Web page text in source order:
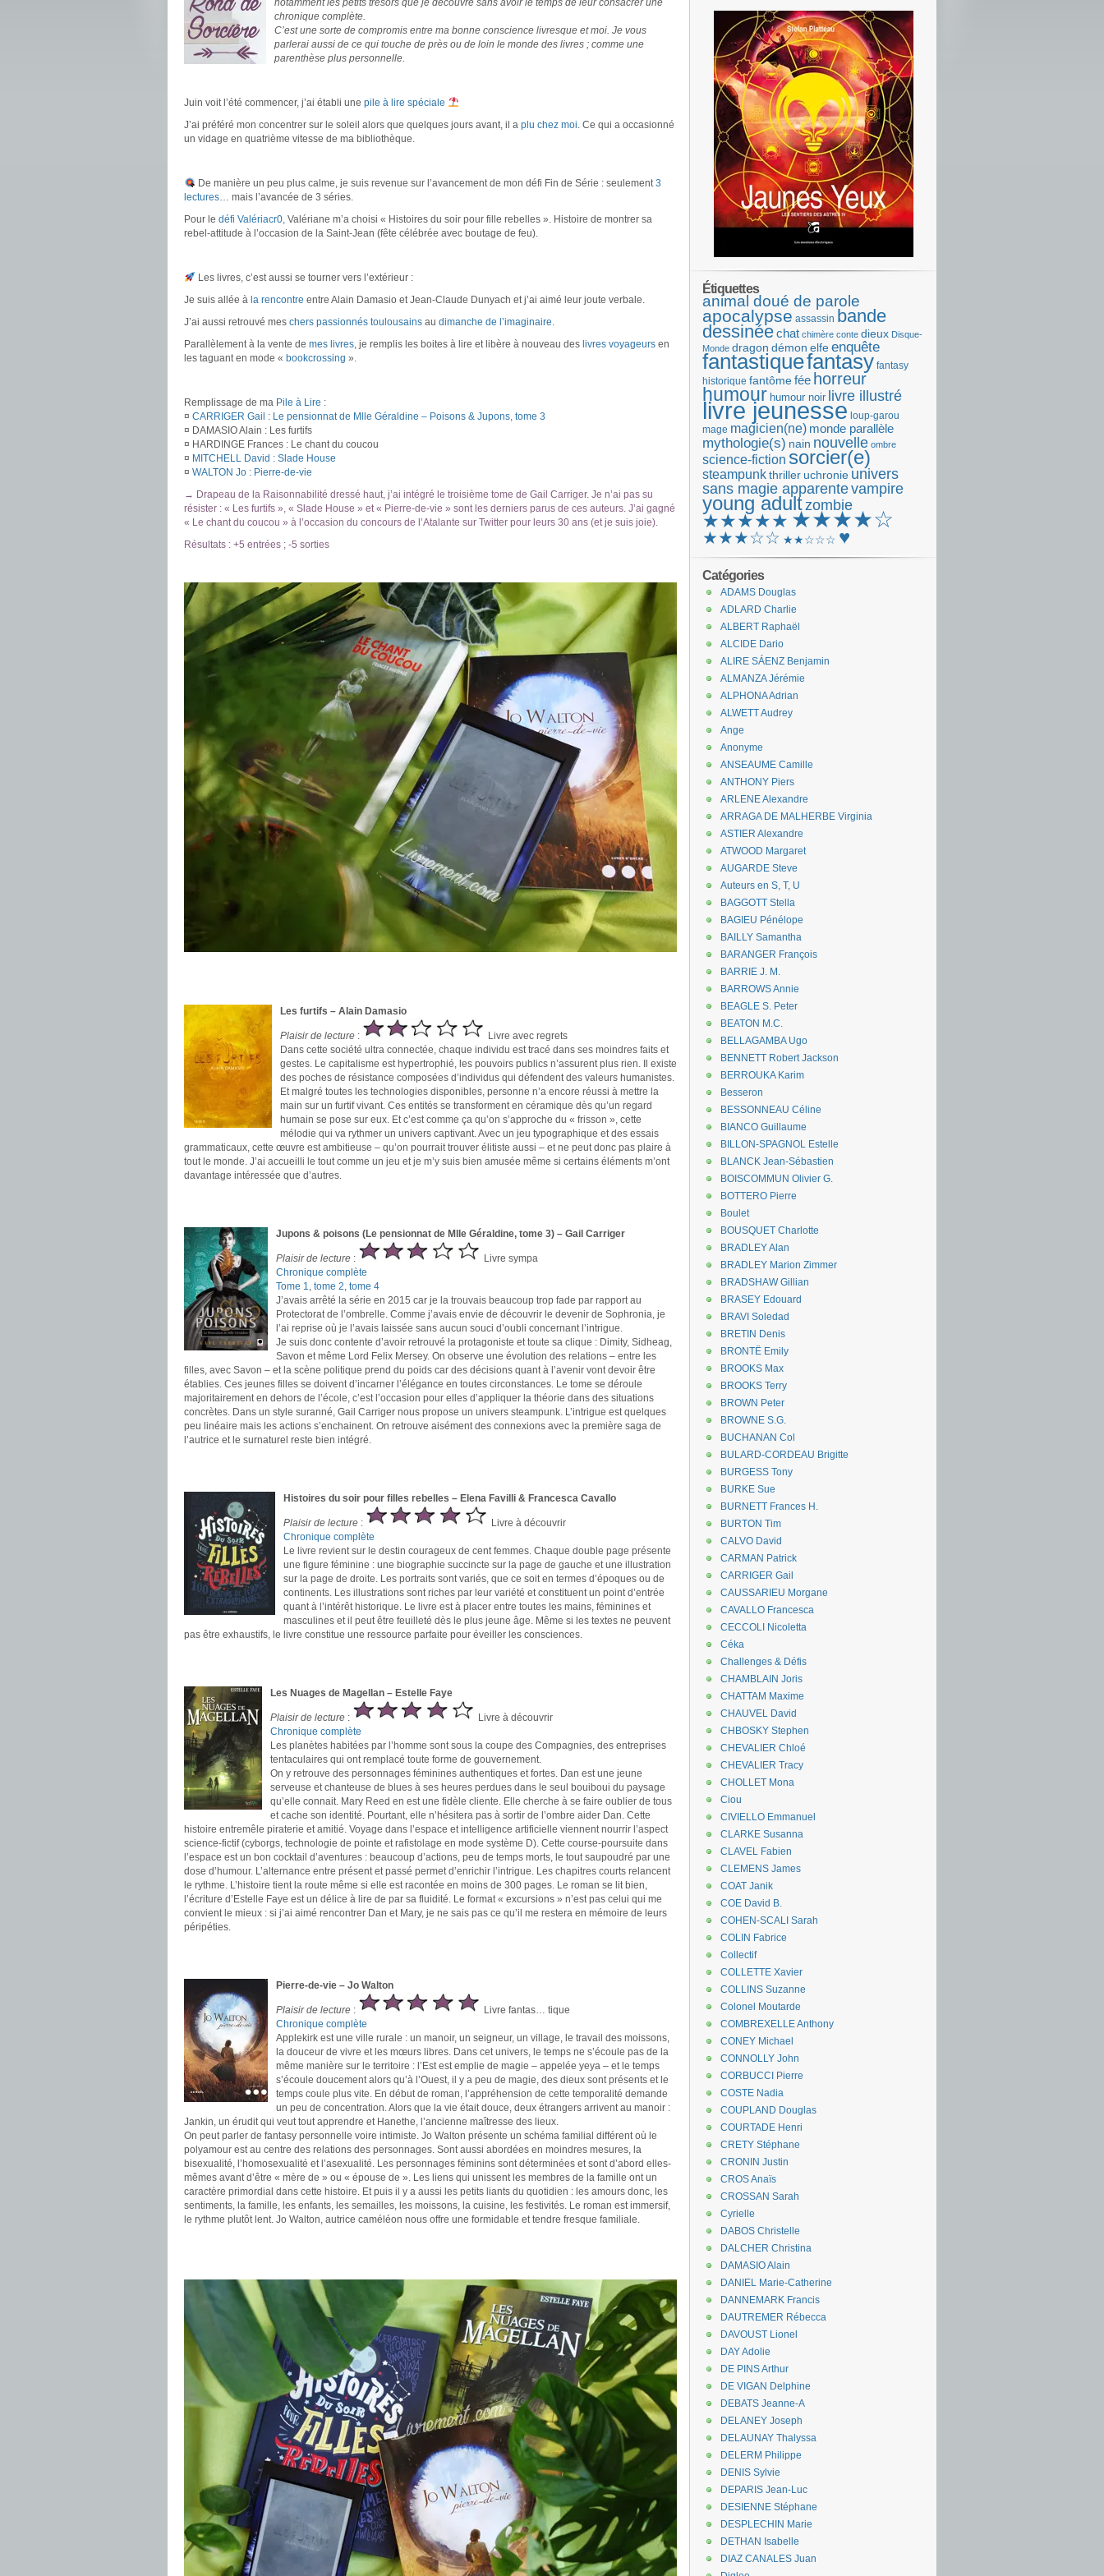
notamment les petits trésors que je découvre sans avoir le temps de leur consacrer une
chronique complète.
C’est une sorte de compromis entre ma bonne conscience livresque et moi. Je vous
parlerai aussi de ce qui touche de près ou de loin le monde des livres ; comme une
parenthèse plus personnelle.
Juin voit l’été commencer, j’ai établi une pile à lire spéciale
J’ai préféré mon concentrer sur le soleil alors que quelques jours avant, il a plu chez moi. Ce qui a occasionné
un vidage en quatrième vitesse de ma bibliothèque.
De manière un peu plus calme, je suis revenue sur l’avancement de mon défi Fin de Série : seulement3
lectures… mais l’avancée de 3 séries.
Pour le défi Valériacr0, Valériane m’a choisi « Histoires du soir pour fille rebelles ». Histoire de montrer sa
rebel-attitude à l’occasion de la Saint-Jean (fête célébrée avec boutage de feu).
Les livres, c’est aussi se tourner vers l’extérieur :
Je suis allée à la rencontre entre Alain Damasio et Jean-Claude Dunyach et j’ai aimé leur joute verbale.
J’ai aussi retrouvé mes chers passionnés toulousains au dimanche de l’imaginaire.
Parallèlement à la vente de mes livres, je remplis les boites à lire et libère à nouveau des livres voyageurs en
les taguant en mode « bookcrossing ».
Remplissage de ma Pile à Lire :
¤ CARRIGER Gail : Le pensionnat de Mlle Géraldine – Poisons & Jupons, tome 3
¤ DAMASIO Alain : Les furtifs
¤ HARDINGE Frances : Le chant du coucou
¤ MITCHELL David : Slade House
¤ WALTON Jo : Pierre-de-vie
→ Drapeau de la Raisonnabilité dressé haut, j’ai intégré le troisième tome de Gail Carriger. Je n’ai pas su
résister : « Les furtifs », « Slade House » et « Pierre-de-vie » sont les derniers parus de ces auteurs. J’ai gagné
« Le chant du coucou » à l’occasion du concours de l’Atalante sur Twitter pour leurs 30 ans (et je suis joie).
Résultats : +5 entrées ; -5 sorties
Les furtifs – Alain Damasio
Plaisir de lecture :
Livre avec regrets
Dans cette société ultra connectée, chaque individu est tracé dans ses moindres faits et
gestes. Le capitalisme est hypertrophié, les pouvoirs publics n’assurent plus rien. Il existe
des poches de résistance composées d’individus qui défendent des valeurs humanistes.
Et malgré toutes les technologies disponibles, personne n’a encore réussi à mettre la
main sur un furtif vivant. Ces entités se transforment en céramique dès qu’un regard
humain se pose sur eux. Et c’est comme ça qu’on s’approche du « frisson », cette
mélodie qui va rythmer un univers captivant. Avec un jeu typographique et des essais
grammaticaux, cette œuvre est ambitieuse – qu’on pourrait trouver élitiste aussi – et ne peut donc pas plaire à
tout le monde. J’ai accueilli le tout comme un jeu et je m’y suis bien amusée même si certains éléments m’ont
davantage intéressée que d’autres.
Jupons & poisons (Le pensionnat de Mlle Géraldine, tome 3) – Gail Carriger
Plaisir de lecture :
Livre sympa
Chronique complète
Tome 1, tome 2, tome 4
J’avais arrêté la série en 2015 car je la trouvais beaucoup trop fade par rapport au
Protectorat de l’ombrelle. Comme j’avais envie de découvrir le devenir de Sophronia, je
l’ai reprise où je l’avais laissée sans aucun souci d’oubli concernant l’intrigue.
Je suis donc contente d’avoir retrouvé la protagoniste et toute sa clique : Dimity, Sidheag,
Savon et même Lord Felix Mersey. On observe une évolution des relations – entre les
filles, avec Savon – et la scène politique prend du poids car des décisions quant à l’avenir vont devoir être
établies. Ces jeunes filles se doivent d’incarner l’élégance en toutes circonstances. Le tome se déroule
majoritairement en dehors de l’école, c’est l’occasion pour elles d’appliquer la théorie dans des situations
concrètes. Dans un style suranné, Gail Carriger nous propose un univers steampunk. L’intrigue est quelques
peu linéaire mais les actions s’enchainent. On retrouve aisément des connexions avec la première saga de
l’autrice et le surnaturel reste bien intégré.
Histoires du soir pour filles rebelles – Elena Favilli & Francesca Cavallo
Plaisir de lecture :
Livre à découvrir
Chronique complète
Le livre revient sur le destin courageux de cent femmes. Chaque double page présente
une figure féminine : une biographie succincte sur la page de gauche et une illustration
sur la page de droite. Les portraits sont variés, que ce soit en termes d’époques ou de
continents. Les illustrations sont riches par leur variété et constituent un point d’entrée
quant à l’intérêt historique. Le livre est à placer entre toutes les mains, féminines et
masculines et il peut être feuilleté dès le plus jeune âge. Même si les textes ne peuvent
pas être exhaustifs, le livre constitue une ressource parfaite pour éveiller les consciences.
Les Nuages de Magellan – Estelle Faye
Plaisir de lecture :
Livre à découvrir
Chronique complète
Les planètes habitées par l’homme sont sous la coupe des Compagnies, des entreprises
tentaculaires qui ont remplacé toute forme de gouvernement.
On y retrouve des personnages féminines authentiques et fortes. Dan est une jeune
serveuse et chanteuse de blues à ses heures perdues dans le seul bouiboui du paysage
qu’elle connait. Mary Reed en est une fidèle cliente. Elle cherche à se faire oublier de tous
et cache son identité. Pourtant, elle n’hésitera pas à sortir de l’ombre aider Dan. Cette
histoire entremêle piraterie et amitié. Voyage dans l’espace et intelligence artificielle viennent nourrir l’aspect
science-fictif (cyborgs, technologie de pointe et rafistolage en mode système D). Cette course-poursuite dans
l’espace est un bon cocktail d’aventures : beaucoup d’actions, peu de temps morts, le tout saupoudré par une
dose d’humour. L’alternance entre présent et passé permet d’enrichir l’intrigue. Les chapitres courts relancent
le rythme. L’histoire tient la route même si elle est racontée en moins de 300 pages. Le roman se lit bien,
l’écriture d’Estelle Faye est un délice à lire de par sa fluidité. Le format « excursions » n’est pas celui qui me
convient le mieux : si j’ai aimé rencontrer Dan et Mary, je ne sais pas ce qu’il me restera en mémoire de leurs
péripéties.
Pierre-de-vie – Jo Walton
Plaisir de lecture :
Livre fantas… tique
Chronique complète
Applekirk est une ville rurale : un manoir, un seigneur, un village, le travail des moissons,
la douceur de vivre et les mœurs libres. Dans cet univers, le temps ne s’écoule pas de la
même manière sur le territoire : l’Est est emplie de magie – appelée yeya – et le temps
s’écoule doucement alors qu’à l’Ouest, il y a peu de magie, des dieux sont présents et le
temps coule plus vite. En début de roman, l’appréhension de cette temporalité demande
un peu de concentration. Alors que la vie était douce, deux étrangers arrivent au manoir :
Jankin, un érudit qui veut tout apprendre et Hanethe, l’ancienne maîtresse des lieux.
On peut parler de fantasy personnelle voire intimiste. Jo Walton présente un schéma familial différent où le
polyamour est au centre des relations des personnages. Sont aussi abordées en moindres mesures, la
bisexualité, l’homosexualité et l’asexualité. Les personnages féminins sont déterminées et sont d’abord elles-
mêmes avant d’être « mère de » ou « épouse de ». Les liens qui unissent les membres de la famille ont un
caractère primordial dans cette histoire. Et puis il y a aussi les petits liants du quotidien : les amours donc, les
sentiments, la famille, les enfants, les semailles, les moissons, la cuisine, les festivités. Le roman est immersif,
le rythme plutôt lent. Jo Walton, autrice caméléon nous offre une formidable et tendre fresque familiale.
Étiquettes
animal doué de parole
apocalypse assassin bande
dessinéechat chimère conte dieux Disque-
Monde dragon démon elfeenquête
fantastiquefantasy fantasy
historique fantômefée horreur
humour humour noir livre illustré
livre jeunesse loup-garou
mage magicien(ne) monde parallèle
mythologie(s) nain nouvelle ombre
science-fiction sorcier(e)
steampunkthriller uchronie univers
sans magie apparentevampire
young adultzombie
★★★★★ ★★★★☆
★★★☆☆ ★★☆☆☆ ♥
Catégories
ADAMS Douglas
ADLARD Charlie
ALBERT Raphaël
ALCIDE Dario
ALIRE SÁENZ Benjamin
ALMANZA Jérémie
ALPHONA Adrian
ALWETT Audrey
Ange
Anonyme
ANSEAUME Camille
ANTHONY Piers
ARLENE Alexandre
ARRAGA DE MALHERBE Virginia
ASTIER Alexandre
ATWOOD Margaret
AUGARDE Steve
Auteurs en S, T, U
BAGGOTT Stella
BAGIEU Pénélope
BAILLY Samantha
BARANGER François
BARRIE J. M.
BARROWS Annie
BEAGLE S. Peter
BEATON M.C.
BELLAGAMBA Ugo
BENNETT Robert Jackson
BERROUKA Karim
Besseron
BESSONNEAU Céline
BIANCO Guillaume
BILLON-SPAGNOL Estelle
BLANCK Jean-Sébastien
BOISCOMMUN Olivier G.
BOTTERO Pierre
Boulet
BOUSQUET Charlotte
BRADLEY Alan
BRADLEY Marion Zimmer
BRADSHAW Gillian
BRASEY Edouard
BRAVI Soledad
BRETIN Denis
BRONTË Emily
BROOKS Max
BROOKS Terry
BROWN Peter
BROWNE S.G.
BUCHANAN Col
BULARD-CORDEAU Brigitte
BURGESS Tony
BURKE Sue
BURNETT Frances H.
BURTON Tim
CALVO David
CARMAN Patrick
CARRIGER Gail
CAUSSARIEU Morgane
CAVALLO Francesca
CECCOLI Nicoletta
Céka
Challenges & Défis
CHAMBLAIN Joris
CHATTAM Maxime
CHAUVEL David
CHBOSKY Stephen
CHEVALIER Chloé
CHEVALIER Tracy
CHOLLET Mona
Ciou
CIVIELLO Emmanuel
CLARKE Susanna
CLAVEL Fabien
CLEMENS James
COAT Janik
COE David B.
COHEN-SCALI Sarah
COLIN Fabrice
Collectif
COLLETTE Xavier
COLLINS Suzanne
Colonel Moutarde
COMBREXELLE Anthony
CONEY Michael
CONNOLLY John
CORBUCCI Pierre
COSTE Nadia
COUPLAND Douglas
COURTADE Henri
CRETY Stéphane
CRONIN Justin
CROS Anaïs
CROSSAN Sarah
Cyrielle
DABOS Christelle
DALCHER Christina
DAMASIO Alain
DANIEL Marie-Catherine
DANNEMARK Francis
DAUTREMER Rébecca
DAVOUST Lionel
DAY Adolie
DE PINS Arthur
DE VIGAN Delphine
DEBATS Jeanne-A
DELANEY Joseph
DELAUNAY Thalyssa
DELERM Philippe
DENIS Sylvie
DEPARIS Jean-Luc
DESIENNE Stéphane
DESPLECHIN Marie
DETHAN Isabelle
DIAZ CANALES Juan